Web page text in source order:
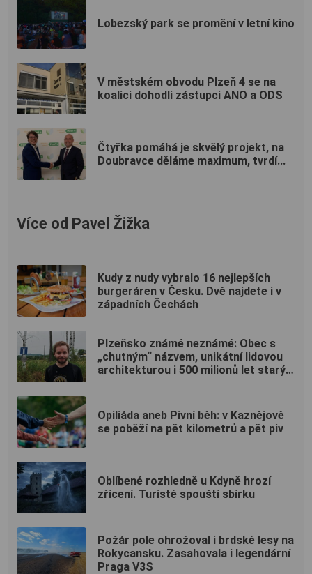
Lobezský park se promění v letní kino
V městském obvodu Plzeň 4 se na
koalici dohodli zástupci ANO a ODS
Čtyřka pomáhá je skvělý projekt, na
Doubravce děláme maximum, tvrdí...
Více od Pavel Žižka
Kudy z nudy vybralo 16 nejlepších
burgeráren v Česku. Dvě najdete i v
západních Čechách
Plzeňsko známé neznámé: Obec s
„chutným“ názvem, unikátní lidovou
architekturou i 500 milionů let starým
Opiliáda aneb Pivní běh: v Kaznějově
se poběží na pět kilometrů a pět piv
Oblíbené rozhledně u Kdyně hrozí
zřícení. Turisté spouští sbírku
Požár pole ohrožoval i brdské lesy na
Rokycansku. Zasahovala i legendární
Praga V3S